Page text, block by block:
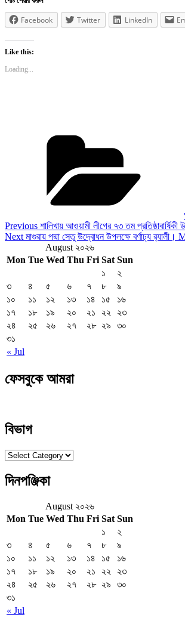
Facebook Twitter LinkedIn
Like this:
Loading...
Post
navigation
Previous
Post
Previous শালিখায় আওয়ামী লীগের ৭৩ তম
Next
Next মাগুরায় পদ্মা সেতু উদ্বোধন উপলক্ষে বর্ণাঢ্য
August ২০২৬
Mon Tue Wed Thu Fri Sat Sun
« Jul
১
২
৩
৪ ৫ ৬ ৭ ৮
৯
১০
১১ ১২ ১৩ ১৪ ১৫
১৬
১৭
১৮ ১৯ ২০ ২১ ২২
২৩
২৪
২৫ ২৬ ২৭ ২৮ ২৯
৩০
৩১
ফেসবুকে আমরা
বিভাগ
বিভাগ
দিনপঞ্জিকা
August ২০২৬
Mon Tue Wed Thu Fri Sat Sun
« Jul
১
২
৩
৪ ৫ ৬ ৭ ৮
৯
১০
১১ ১২ ১৩ ১৪ ১৫
১৬
১৭
১৮ ১৯ ২০ ২১ ২২
২৩
২৪
২৫ ২৬ ২৭ ২৮ ২৯
৩০
৩১